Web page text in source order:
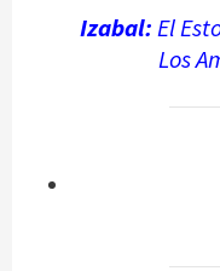
Izabal:El
Los